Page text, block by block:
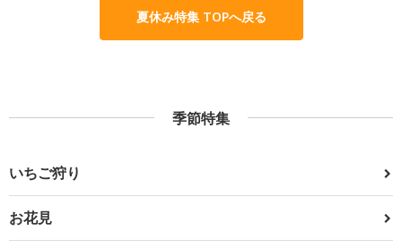
夏休み特集 TOPへ戻る
季節特集
いちご狩り
お花見